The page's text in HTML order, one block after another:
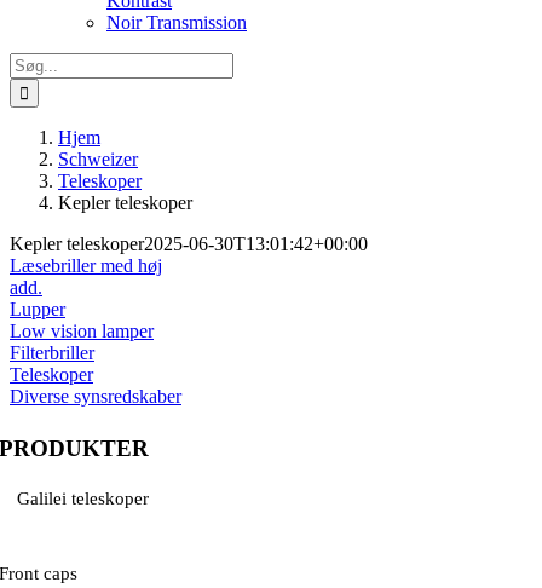
Noir Transmission
Søg
efter:
Hjem
Schweizer
Teleskoper
Kepler teleskoper
Kepler teleskoper2025-06-30T13:01:42+00:00
Læsebriller med høj
add.
Lupper
Low vision lamper
Filterbriller
Teleskoper
Diverse synsredskaber
PRODUKTER
Galilei teleskoper
Front caps